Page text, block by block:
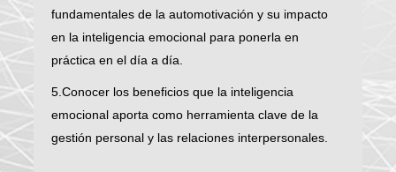
fundamentales de la automotivación y su impacto
en la inteligencia emocional para ponerla en
práctica en el día a día.
5.Conocer los beneficios que la inteligencia
emocional aporta como herramienta clave de la
gestión personal y las relaciones interpersonales.